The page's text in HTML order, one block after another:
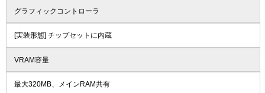
グラフィックコントローラ
[実装形態] チップセットに内蔵
VRAM容量
最大320MB、メインRAM共有